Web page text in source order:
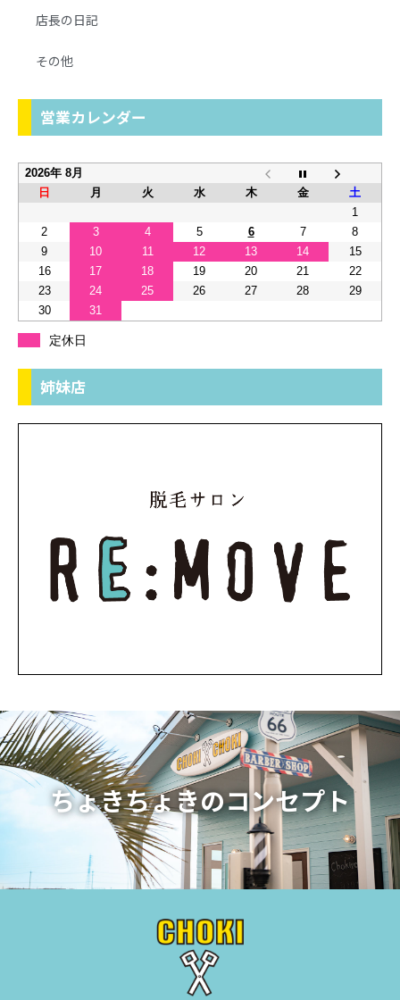
店長の日記
その他
営業カレンダー
2026年 8月
日
月 火 水 木 金
土
1
2
3 4 5 6 7
8
9
10 11 12 13 14
15
16
17 18 19 20 21
22
23
24 25 26 27 28
29
30
31
定休日
姉妹店
ちょきちょきのコンセプト